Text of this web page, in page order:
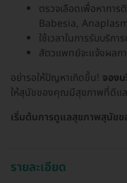
ตรวจเลือดเพื่อหากา
Babesia,
ใช้เวลาในการรับบริก
สัตวแพทย์จะแจ้งผลก
อย่ารอให้ปัญหาเกิดขึ้น! จอง
ให้สุนัขของคุณมีสุขภาพที่ดีแ
เริ่มต้นการดูแลสุขภาพสุนัข
รายละเอียด